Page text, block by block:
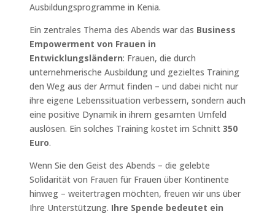
Ausbildungsprogramme in Kenia.
Ein zentrales Thema des Abends war das Business
Empowerment von Frauen in
Entwicklungsländern: Frauen, die durch
unternehmerische Ausbildung und gezieltes Training
den Weg aus der Armut finden – und dabei nicht nur
ihre eigene Lebenssituation verbessern, sondern auch
eine positive Dynamik in ihrem gesamten Umfeld
auslösen. Ein solches Training kostet im Schnitt 350
Euro.
Wenn Sie den Geist des Abends – die gelebte
Solidarität von Frauen für Frauen über Kontinente
hinweg – weitertragen möchten, freuen wir uns über
Ihre Unterstützung. Ihre Spende bedeutet ein